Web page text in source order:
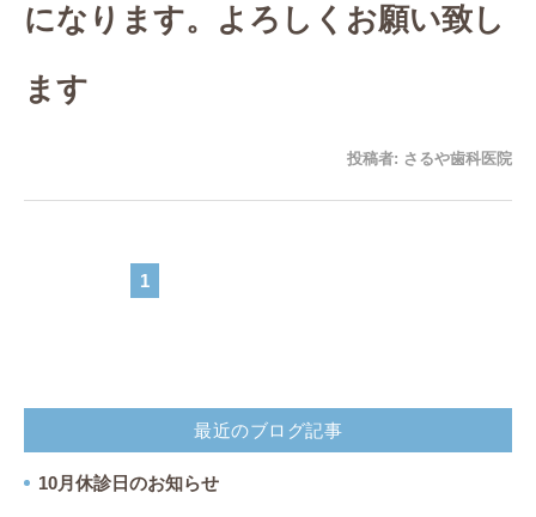
になります。よろしくお願い致し
ます
投稿者: さるや歯科医院
1
最近のブログ記事
10月休診日のお知らせ